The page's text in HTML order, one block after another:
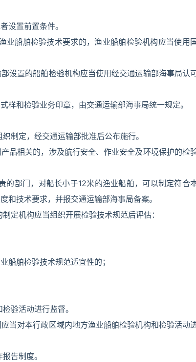
设置前置条件。
业船舶检验技术要求的，渔业船舶检验机构应当使用
设置的船舶检验机构应当使用经交通运输部海事局认
样和检验业务印章，由交通运输部海事局统一规定。
制定，经交通运输部批准后公布施行。
品相关的，涉及航行安全、作业安全及环境保护的检
的部门，对船长小于12米的渔业船舶，可以制定符合
和技术要求，并报交通运输部海事局备案。
定机构应当组织开展检验技术规范后评估：
船舶检验技术规范适宜性的；
验活动进行监督。
当对本行政区域内地方渔业船舶检验机构和检验活动
告制度。